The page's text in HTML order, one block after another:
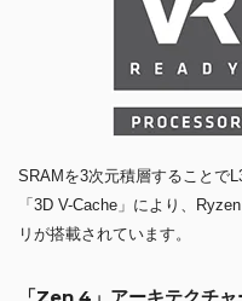
SRAMを3次元積層することで
「3D V-Cache」により、
リが搭載されています。